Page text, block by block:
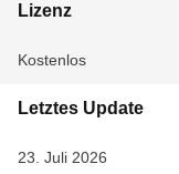
Lizenz
Kostenlos
Letztes Update
23. Juli 2026